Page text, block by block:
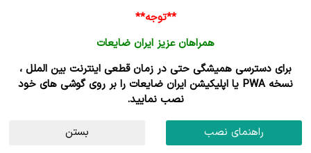
**توجه**
همراهان عزیز ایران ضایعات
برای دسترسی همیشگی حتی در زمان قطعی اینترنت بین الملل ،
نسخه PWA یا اپلیکیشن ایران ضایعات را بر روی گوشی های خود
نصب نمایید.
راهنمای نصب بستن